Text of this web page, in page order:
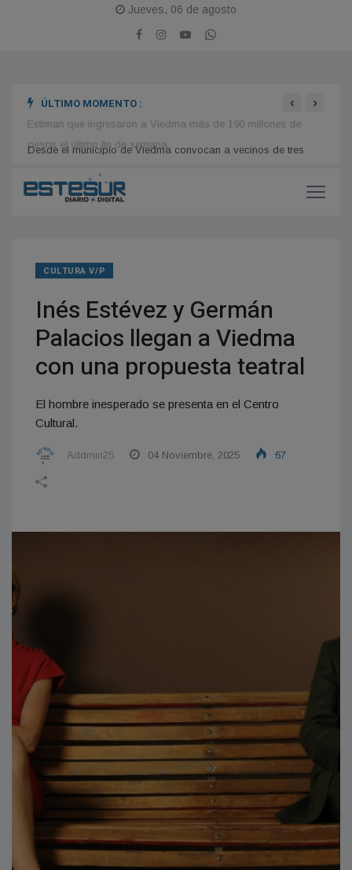
Jueves, 06 de agosto
ÚLTIMO MOMENTO :
Estiman que ingresaron a Viedma más de 190 millones de
pesos el último fin de semana
‹ ›
CULTURA V/P
Inés Estévez y Germán
Palacios llegan a Viedma
con una propuesta teatral
El hombre inesperado se presenta en el Centro
Cultural.
Addmin25 04 Noviembre, 2025 67